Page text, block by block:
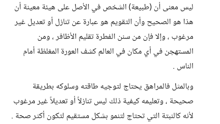
ليس معنى أن (طبيعة) الشخص في الأصل على هيئة معينة أن
هذا هو الصحيح وأن التقويم هو عبارة عن تنازل أو تعديل غير
مرغوب ، وإلا فإن من سنن الفطرة تقليم الأظافر ، ومن
المستهجن في أي مكان في العالم كشف العورة المغلظة أمام
الناس .
وبالمثل فالمراهق يحتاج لتوجيه طاقته وسلوكه بطريقة
صحيحة ، وتعليمه كيفية ذلك ليس تنازلاً أو تعديلاً غير مرغوب
لأنه كالنبتة التي تحتاج لتنمو بشكل مستقيم لتكون أكثر صحة .